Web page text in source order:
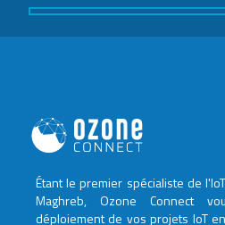
Étant le premier spécialiste de
Maghreb, Ozone Connect
déploiement de vos projets IoT